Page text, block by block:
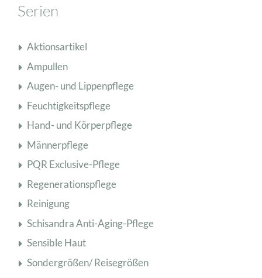
Serien
Aktionsartikel
Ampullen
Augen- und Lippenpflege
Feuchtigkeitspflege
Hand- und Körperpflege
Männerpflege
PQR Exclusive-Pflege
Regenerationspflege
Reinigung
Schisandra Anti-Aging-Pflege
Sensible Haut
Sondergrößen/ Reisegrößen